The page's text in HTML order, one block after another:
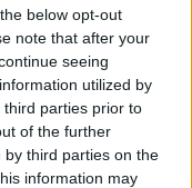
below opt-out
note that after your
seeing
utilized by
parties prior to
of the further
third parties on the
information may